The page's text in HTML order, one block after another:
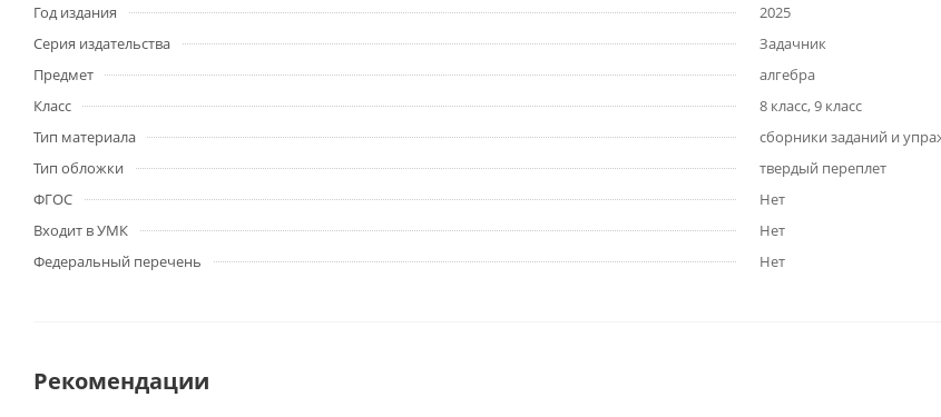
Год издания
2025
Серия издательства
Задачник
Предмет
алгебра
Класс
8 класс, 9 класс
Тип материала
сборники заданий и
Тип обложки
твердый переплет
ФГОС
Нет
Входит в УМК
Нет
Федеральный перечень
Нет
Рекомендации